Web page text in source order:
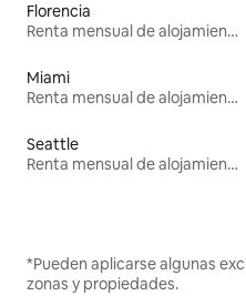
Florencia
Renta mensual de alojamientos
Miami
Renta mensual de alojamientos
Seattle
Renta mensual de alojamientos
*Pueden aplicarse algunas
zonas y propiedades.